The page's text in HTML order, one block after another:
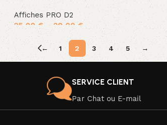
Affiches PRO D2
25,00 €– 29,00€
Choix des options
← 1 2 3 4 5 →
SERVICE CLIENT
Par Chat ou E-mail